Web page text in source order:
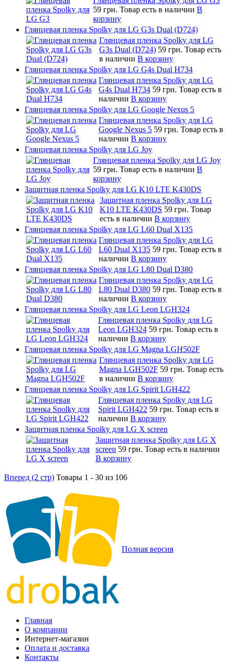
59 грн. Товар есть в наличии В
корзину
Глянцевая пленка Spolky для LG G3s Dual (D724)
Глянцевая пленка Spolky для LG
G3s Dual (D724) 59 грн. Товар есть
в наличии В корзину
Глянцевая пленка Spolky для LG G4s Dual H734
Глянцевая пленка Spolky для LG
G4s Dual H734 59 грн. Товар есть в
наличии В корзину
Глянцевая пленка Spolky для LG Google Nexus 5
Глянцевая пленка Spolky для LG
Google Nexus 5 59 грн. Товар есть в
наличии В корзину
Глянцевая пленка Spolky для LG Joy
Глянцевая пленка Spolky для LG Joy
59 грн. Товар есть в наличии В
корзину
Защитная пленка Spolky для LG K10 LTE K430DS
Защитная пленка Spolky для LG
K10 LTE K430DS 59 грн. Товар
есть в наличии В корзину
Глянцевая пленка Spolky для LG L60 Dual X135
Глянцевая пленка Spolky для LG
L60 Dual X135 59 грн. Товар есть в
наличии В корзину
Глянцевая пленка Spolky для LG L80 Dual D380
Глянцевая пленка Spolky для LG
L80 Dual D380 59 грн. Товар есть в
наличии В корзину
Глянцевая пленка Spolky для LG Leon LGH324
Глянцевая пленка Spolky для LG
Leon LGH324 59 грн. Товар есть в
наличии В корзину
Глянцевая пленка Spolky для LG Magna LGH502F
Глянцевая пленка Spolky для LG
Magna LGH502F 59 грн. Товар есть
в наличии В корзину
Глянцевая пленка Spolky для LG Spirit LGH422
Глянцевая пленка Spolky для LG
Spirit LGH422 59 грн. Товар есть в
наличии В корзину
Защитная пленка Spolky для LG X screen
Защитная пленка Spolky для LG X
screen 59 грн. Товар есть в наличии
В корзину
Вперед (2 стр) Товары 1 - 30 из 106
Полная версия
Главная
О компании
Интернет-магазин
Оплата и доставка
Контакты